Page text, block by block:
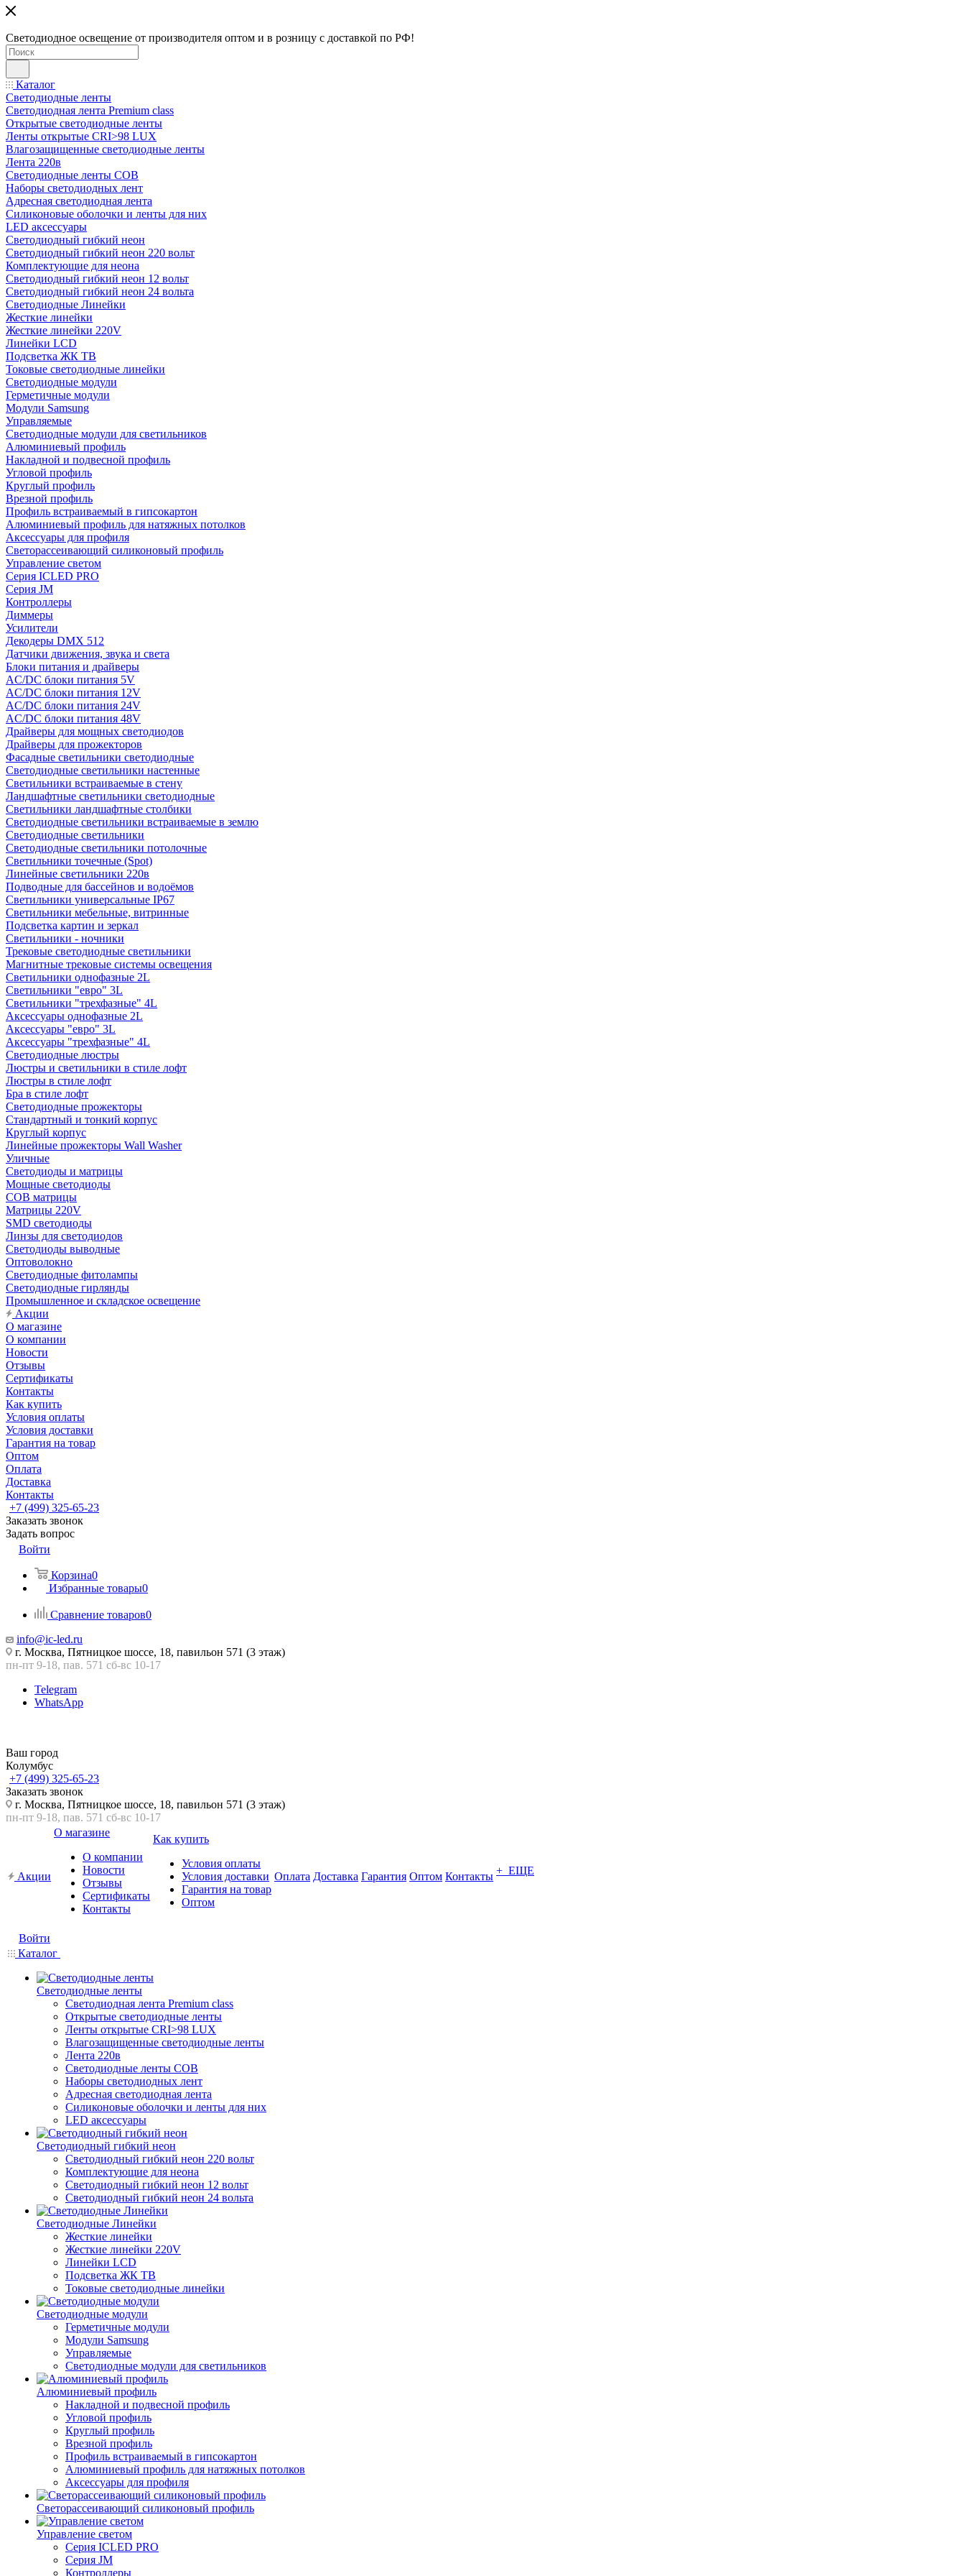
Светодиодное освещение от производителя оптом и в розницу с доставкой по РФ!
Каталог
Светодиодные ленты
Светодиодная лента Premium class
Открытые светодиодные ленты
Ленты открытые CRI>98 LUX
Влагозащищенные светодиодные ленты
Лента 220в
Светодиодные ленты COB
Наборы светодиодных лент
Адресная светодиодная лента
Силиконовые оболочки и ленты для них
LED аксессуары
Светодиодный гибкий неон
Светодиодный гибкий неон 220 вольт
Комплектующие для неона
Светодиодный гибкий неон 12 вольт
Светодиодный гибкий неон 24 вольта
Светодиодные Линейки
Жесткие линейки
Жесткие линейки 220V
Линейки LCD
Подсветка ЖК ТВ
Токовые светодиодные линейки
Светодиодные модули
Герметичные модули
Модули Samsung
Управляемые
Светодиодные модули для светильников
Алюминиевый профиль
Накладной и подвесной профиль
Угловой профиль
Круглый профиль
Врезной профиль
Профиль встраиваемый в гипсокартон
Алюминиевый профиль для натяжных потолков
Аксессуары для профиля
Светорассеивающий силиконовый профиль
Управление светом
Серия ICLED PRO
Серия JM
Контроллеры
Диммеры
Усилители
Декодеры DMX 512
Датчики движения, звука и света
Блоки питания и драйверы
AC/DC блоки питания 5V
AC/DC блоки питания 12V
AC/DC блоки питания 24V
AC/DC блоки питания 48V
Драйверы для мощных светодиодов
Драйверы для прожекторов
Фасадные светильники светодиодные
Светодиодные светильники настенные
Светильники встраиваемые в стену
Ландшафтные светильники светодиодные
Светильники ландшафтные столбики
Светодиодные светильники встраиваемые в землю
Светодиодные светильники
Светодиодные светильники потолочные
Светильники точечные (Spot)
Линейные светильники 220в
Подводные для бассейнов и водоёмов
Светильники универсальные IP67
Светильники мебельные, витринные
Подсветка картин и зеркал
Светильники - ночники
Трековые светодиодные светильники
Магнитные трековые системы освещения
Светильники однофазные 2L
Светильники "евро" 3L
Светильники "трехфазные" 4L
Аксессуары однофазные 2L
Аксессуары "евро" 3L
Аксессуары "трехфазные" 4L
Светодиодные люстры
Люстры и светильники в стиле лофт
Люстры в стиле лофт
Бра в стиле лофт
Светодиодные прожекторы
Стандартный и тонкий корпус
Круглый корпус
Линейные прожекторы Wall Washer
Уличные
Светодиоды и матрицы
Мощные светодиоды
COB матрицы
Матрицы 220V
SMD светодиоды
Линзы для светодиодов
Светодиоды выводные
Оптоволокно
Светодиодные фитолампы
Светодиодные гирлянды
Промышленное и складское освещение
Акции
О магазине
О компании
Новости
Отзывы
Сертификаты
Контакты
Как купить
Условия оплаты
Условия доставки
Гарантия на товар
Оптом
Оплата
Доставка
Контакты
+7 (499) 325-65-23
Заказать звонок
Задать вопрос
Войти
Корзина0
Избранные товары0
Сравнение товаров0
info@ic-led.ru
г. Москва, Пятницкое шоссе, 18, павильон 571 (3 этаж)
пн-пт 9-18, пав. 571 сб-вс 10-17
Telegram
WhatsApp
Ваш город
Колумбус
+7 (499) 325-65-23
Заказать звонок
г. Москва, Пятницкое шоссе, 18, павильон 571 (3 этаж)
пн-пт 9-18, пав. 571 сб-вс 10-17
Акции
О магазине
О компании
Новости
Отзывы
Сертификаты
Контакты
Как купить
Условия оплаты
Условия доставки
Гарантия на товар
Оптом
Оплата Доставка Гарантия Оптом Контакты + ЕЩЕ
Войти
Каталог
Светодиодные ленты
Светодиодная лента Premium class
Открытые светодиодные ленты
Ленты открытые CRI>98 LUX
Влагозащищенные светодиодные ленты
Лента 220в
Светодиодные ленты COB
Наборы светодиодных лент
Адресная светодиодная лента
Силиконовые оболочки и ленты для них
LED аксессуары
Светодиодный гибкий неон
Светодиодный гибкий неон 220 вольт
Комплектующие для неона
Светодиодный гибкий неон 12 вольт
Светодиодный гибкий неон 24 вольта
Светодиодные Линейки
Жесткие линейки
Жесткие линейки 220V
Линейки LCD
Подсветка ЖК ТВ
Токовые светодиодные линейки
Светодиодные модули
Герметичные модули
Модули Samsung
Управляемые
Светодиодные модули для светильников
Алюминиевый профиль
Накладной и подвесной профиль
Угловой профиль
Круглый профиль
Врезной профиль
Профиль встраиваемый в гипсокартон
Алюминиевый профиль для натяжных потолков
Аксессуары для профиля
Светорассеивающий силиконовый профиль
Управление светом
Серия ICLED PRO
Серия JM
Контроллеры